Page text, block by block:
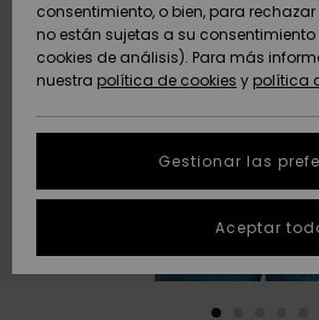
Novedades
Novedades
Comunidad
AYUDA &
CONTACTO
Protección de
datos
personales
Inicia una
conversación
la respuesta
más rápida a
SOSTENIBILIDAD
consentimiento, o bien, para
no están sujetas a su
cookies de análisis). Para más
nuestra política de cookies y política
Gestionar las
Aceptar